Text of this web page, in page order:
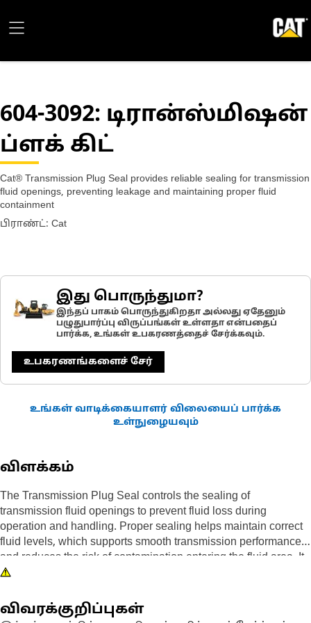
604-3092: டிரான்ஸ்மிஷன்
ப்ளக் கிட்
Cat® Transmission Plug Seal provides reliable sealing for transmission
fluid openings, preventing leakage and maintaining proper fluid
containment
பிராண்ட்: Cat
இது பொருந்துமா?
இந்தப் பாகம் பொருந்துகிறதா அல்லது ஏதேனும்
பழுதுபார்ப்பு விருப்பங்கள் உள்ளதா என்பதைப்
பார்க்க, உங்கள் உபகரணத்தைச் சேர்க்கவும்.
உபகரணங்களைச் சேர்
உங்கள் வாடிக்கையாளர் விலையைப் பார்க்க
உள்நுழையவும்
விளக்கம்
The Transmission Plug Seal controls the sealing of
transmission fluid openings to prevent fluid loss during
operation and handling. Proper sealing helps maintain correct
fluid levels, which supports smooth transmission performance
and reduces the risk of contamination entering the fluid area. It
helps avoid pressure loss and supports stable operation during
interruptions caused by leakage or fluid reduction.
விவரக்குறிப்புகள்